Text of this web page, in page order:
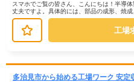
スマホでご覧の皆さん、こんにちは！半導
丈夫ですよ。具体的には、部品の成形、焼
といった工程があります。一つひとつ...
工場
多治見市から始める工場ワーク 安定